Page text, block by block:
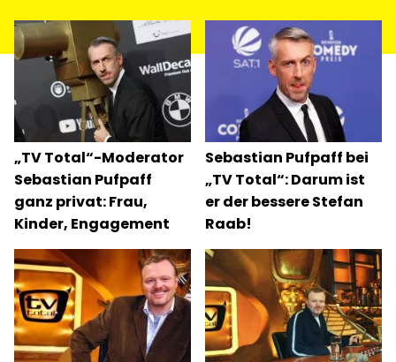
„TV Total“-Moderator
Sebastian Pufpaff
ganz privat: Frau,
Kinder, Engagement
Sebastian Pufpaff bei
„TV Total“: Darum ist
er der bessere Stefan
Raab!